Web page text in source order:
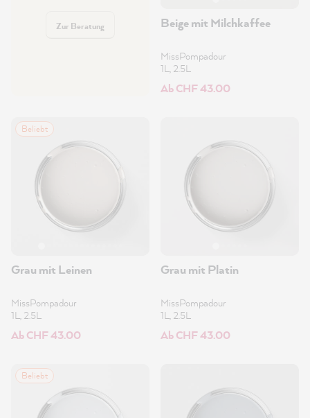
Zur Beratung Beige mit Milchkaffee
MissPompadour
1L, 2.5L
Ab CHF 43.00
Beliebt
Grau mit Leinen
MissPompadour
1L, 2.5L
Ab CHF 43.00
Grau mit Platin
MissPompadour
1L, 2.5L
Ab CHF 43.00
Beliebt